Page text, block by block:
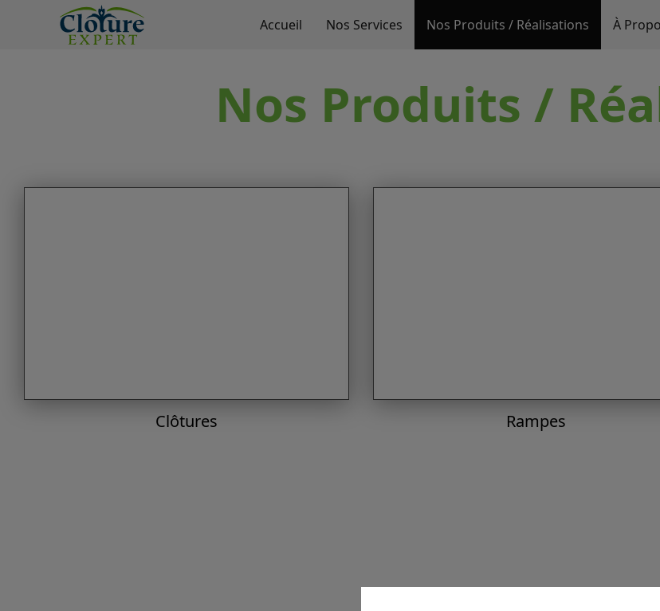
Accueil Nos Services Nos Produits / Réalisations À
Nos Produits /
Clôtures Rampes